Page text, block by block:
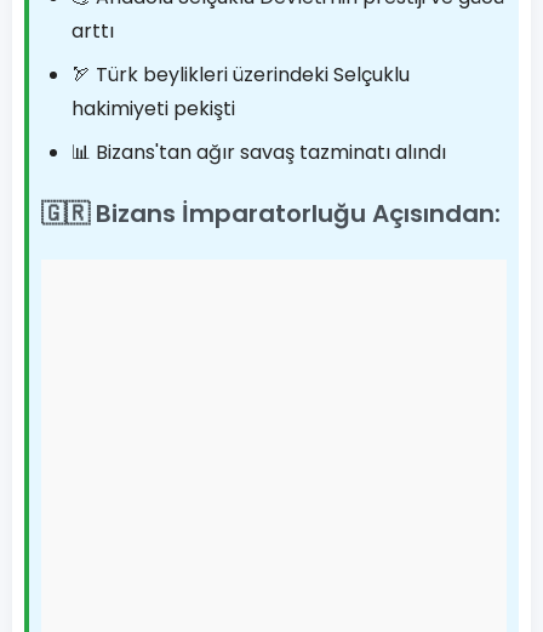
arttı
🏹 Türk beylikleri üzerindeki Selçuklu
hakimiyeti pekişti
📊 Bizans'tan ağır savaş tazminatı alındı
🇬🇷 Bizans İmparatorluğu Açısından: